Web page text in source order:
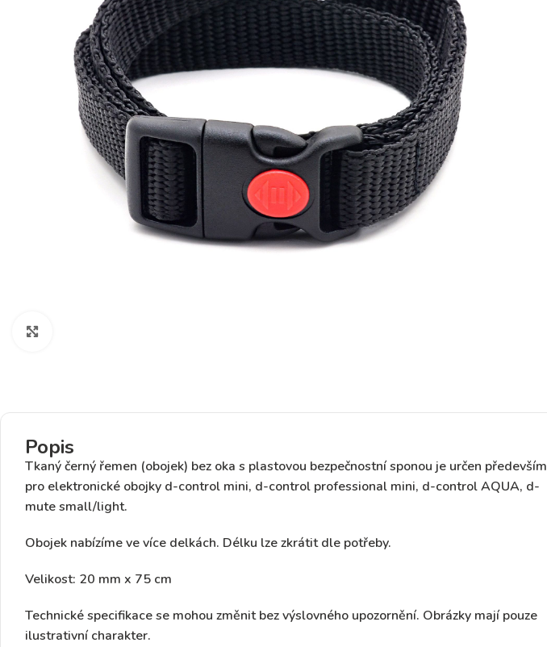
Popis
Tkaný černý řemen (obojek) bez oka s plastovou bezpečnostní sponou je určen především
pro elektronické obojky d-control mini, d-control professional mini, d-control AQUA, d-
mute small/light.
Obojek nabízíme ve více delkách. Délku lze zkrátit dle potřeby.
Velikost: 20 mm x 75 cm
Technické specifikace se mohou změnit bez výslovného upozornění. Obrázky mají pouze
ilustrativní charakter.